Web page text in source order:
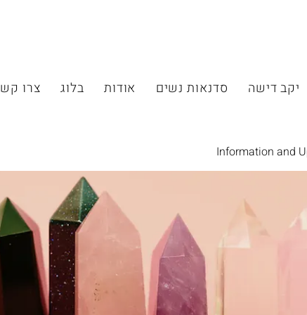
יקב דישה סדנאות נשים אודות בלוג צרו
Information and